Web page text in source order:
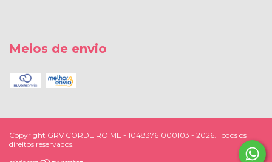
Meios de envio
Copyright GRV CORDEIRO ME - 10483761000103 - 2026. Todos os
direitos reservados.